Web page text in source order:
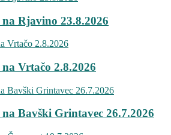
Rjavino 23.8.2026
Vrtačo 2.8.2026
Bavški Grintavec 26.7.2026